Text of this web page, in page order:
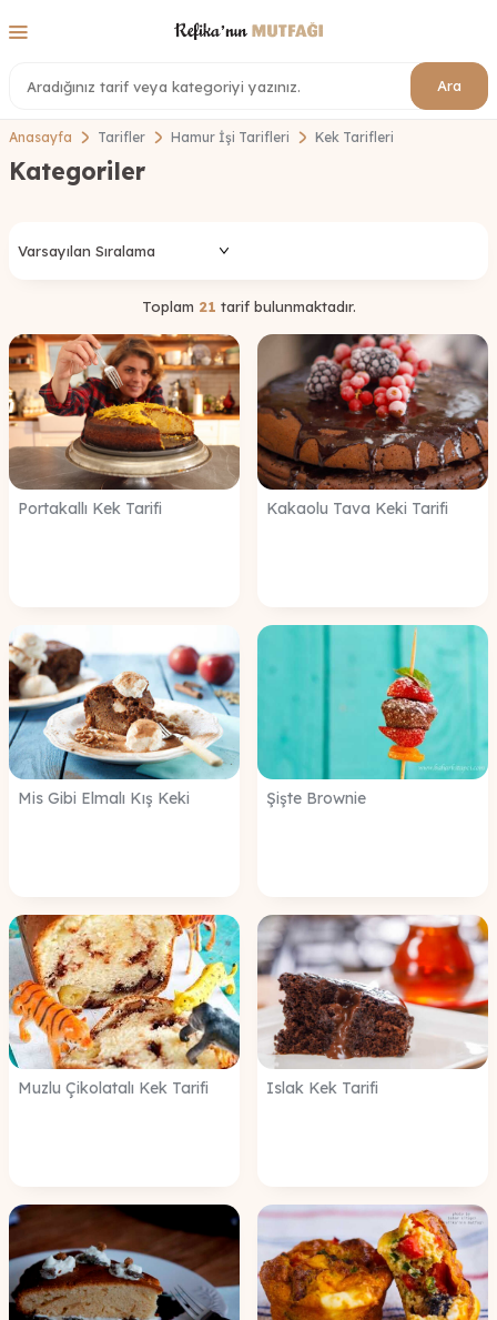
Ara
Anasayfa Tarifler Hamur İşi Tarifleri Kek Tarifleri
Kategoriler
Toplam 21 tarif bulunmaktadır.
Portakallı Kek Tarifi Kakaolu Tava Keki Tarifi
Mis Gibi Elmalı Kış Keki Şişte Brownie
Muzlu Çikolatalı Kek Tarifi Islak Kek Tarifi